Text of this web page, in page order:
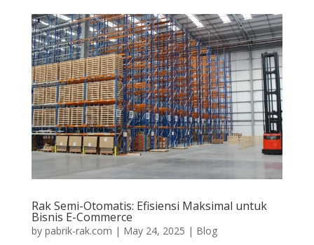
Rak Semi-Otomatis: Efisiensi Maksimal untuk
Bisnis E-Commerce
by pabrik-rak.com | May 24, 2025 | Blog